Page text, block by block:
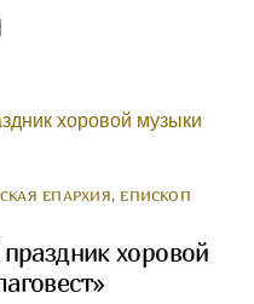
ЕПАРХИЯ, ЕПИСКОП
хоровой